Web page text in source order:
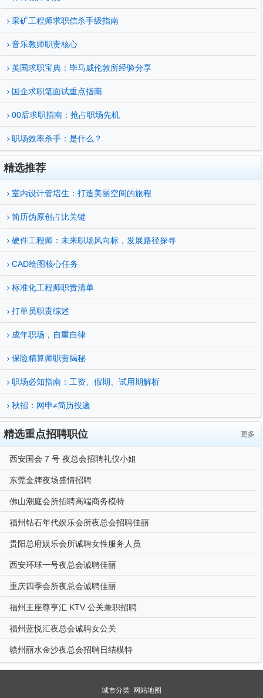
采矿工程师求职信杀手级指南
音乐教师职责核心
英国求职宝典：毕马威伦敦所经验分享
国企求职笔面试重点指南
00后求职指南：抢占职场先机
职场效率杀手：是什么？
精选推荐
室内设计管培生：打造美丽空间的旅程
简历伪原创占比关键
硬件工程师：未来职场风向标，发展路径探寻
CAD绘图核心任务
标准化工程师职责清单
打单员职责综述
成年职场，自重自律
保险精算师职责揭秘
职场必知指南：工资、假期、试用期解析
秋招：网申≠简历投递
更多
精选重点招聘职位
西安国会 7 号 夜总会招聘礼仪小姐
东莞金牌夜场盛情招聘
佛山潮庭会所招聘高端商务模特
福州钻石年代娱乐会所夜总会招聘佳丽
贵阳总府娱乐会所诚聘女性服务人员
西安环球一号夜总会诚聘佳丽
重庆四季会所夜总会诚聘佳丽
福州王座尊亨汇 KTV 公关兼职招聘
福州蓝悦汇夜总会诚聘女公关
赣州丽水金沙夜总会招聘日结模特
城市分类 网站地图